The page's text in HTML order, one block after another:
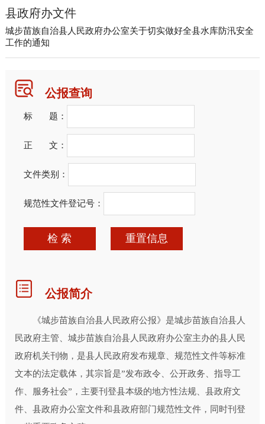
县政府办文件
城步苗族自治县人民政府办公室关于切实做好全县水库防汛安全
工作的通知
公报查询
标 题：
正 文：
文件类别：
规范性文件登记号：
检 索 重置信息
公报简介
《城步苗族自治县人民政府公报》是城步苗族自治县人
民政府主管、城步苗族自治县人民政府办公室主办的县人民
政府机关刊物，是县人民政府发布规章、规范性文件等标准
文本的法定载体，其宗旨是”发布政令、公开政务、指导工
作、服务社会”，主要刊登县本级的地方性法规、县政府文
件、县政府办公室文件和县政府部门规范性文件，同时刊登